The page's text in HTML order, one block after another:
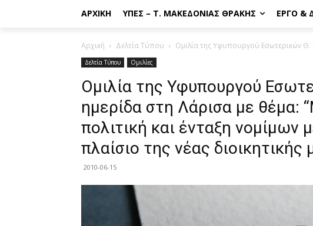
ΑΡΧΙΚΉ ΥΠΕΣ – Τ. ΜΑΚΕΔΟΝΊΑΣ ΘΡΆΚΗΣ ΈΡΓΟ &
Αρχική Δελτία Τύπου Ομιλία της Υφυπουργού Εσωτερικών
Δελτία Τύπου Ομιλίες
Ομιλία της Υφυπουργού
ημερίδα στη Λάρισα με θέμα:
πολιτική και ένταξη νομίμων
πλαίσιο της νέας διοικητικής
2010-06-15